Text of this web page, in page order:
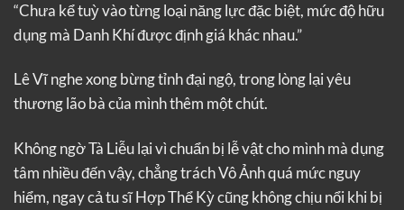
“Chưa kể tuỳ vào từng loại năng lực đặc biệt, mức độ hữu
dụng mà Danh Khí được định giá khác nhau.”
Lê Vĩ nghe xong bừng tỉnh đại ngộ, trong lòng lại yêu
thương lão bà của mình thêm một chút.
Không ngờ Tà Liễu lại vì chuẩn bị lễ vật cho mình mà dụng
tâm nhiều đến vậy, chẳng trách Vô Ảnh quá mức nguy
hiểm, ngay cả tu sĩ Hợp Thể Kỳ cũng không chịu nổi khi bị